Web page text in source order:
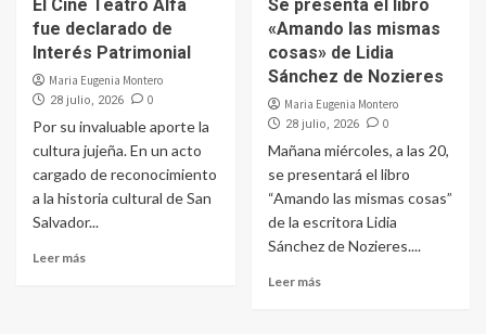
El Cine Teatro Alfa
fue declarado de
Interés Patrimonial
Maria Eugenia Montero
28 julio, 2026 0
Por su invaluable aporte la
cultura jujeña. En un acto
cargado de reconocimiento
a la historia cultural de San
Salvador...
Leer más
Se presenta el libro
«Amando las mismas
cosas» de Lidia
Sánchez de Nozieres
Maria Eugenia Montero
28 julio, 2026 0
Mañana miércoles, a las 20,
se presentará el libro
“Amando las mismas cosas”
de la escritora Lidia
Sánchez de Nozieres....
Leer más